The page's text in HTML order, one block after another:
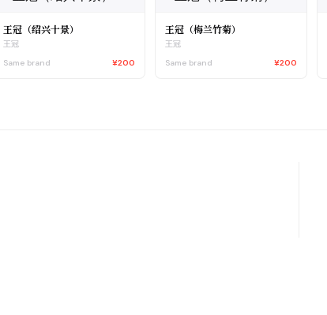
王冠（绍兴十景）
王冠
Same brand
¥200
王冠（梅兰竹菊）
王冠
Same brand
¥200